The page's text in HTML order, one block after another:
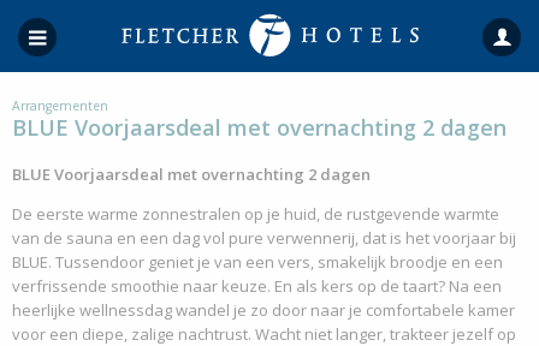
Arrangementen
BLUE Voorjaarsdeal met overnachting 2 dagen
BLUE Voorjaarsdeal met overnachting 2 dagen
De eerste warme zonnestralen op je huid, de rustgevende warmte
van de sauna en een dag vol pure verwennerij, dat is het voorjaar bij
BLUE. Tussendoor geniet je van een vers, smakelijk broodje en een
verfrissende smoothie naar keuze. En als kers op de taart? Na een
heerlijke wellnessdag wandel je zo door naar je comfortabele kamer
voor een diepe, zalige nachtrust. Wacht niet langer, trakteer jezelf op